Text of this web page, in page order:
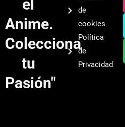
el
Anime.
Colecciona
tu
Pasión"
de
cookies
Política
de
Privacidad